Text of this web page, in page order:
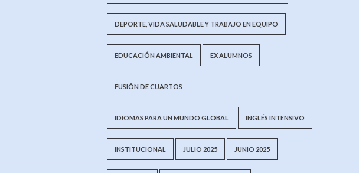
DEPORTE, VIDA SALUDABLE Y TRABAJO EN EQUIPO
EDUCACIÓN AMBIENTAL EX ALUMNOS
FUSIÓN DE CUARTOS
IDIOMAS PARA UN MUNDO GLOBAL INGLÉS INTENSIVO
INSTITUCIONAL JULIO 2025 JUNIO 2025